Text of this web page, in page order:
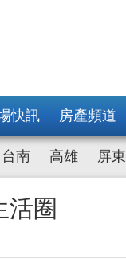
快訊 房產頻道
台南 高雄 屏東
活圈